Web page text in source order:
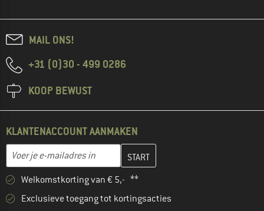
MAIL ONS!
+31 (0)30 - 499 0286
KOOP BEWUST
KLANTENACCOUNT AANMAKEN
E-mailadres
Vul je e-mailadres hier in en maak in de volgende stap je
Welkomstkorting van € 5,- **
Exclusieve toegang tot kortingsacties